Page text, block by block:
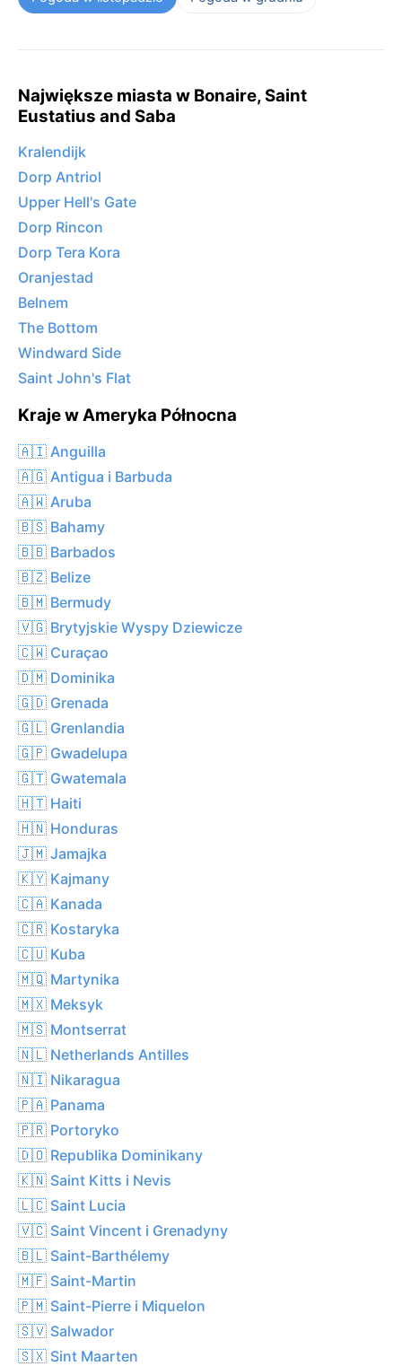
Największe miasta w Bonaire, Saint
Eustatius and Saba
Kralendijk
Dorp Antriol
Upper Hell's Gate
Dorp Rincon
Dorp Tera Kora
Oranjestad
Belnem
The Bottom
Windward Side
Saint John's Flat
Kraje w Ameryka Północna
🇦🇮 Anguilla
🇦🇬 Antigua i Barbuda
🇦🇼 Aruba
🇧🇸 Bahamy
🇧🇧 Barbados
🇧🇿 Belize
🇧🇲 Bermudy
🇻🇬 Brytyjskie Wyspy Dziewicze
🇨🇼 Curaçao
🇩🇲 Dominika
🇬🇩 Grenada
🇬🇱 Grenlandia
🇬🇵 Gwadelupa
🇬🇹 Gwatemala
🇭🇹 Haiti
🇭🇳 Honduras
🇯🇲 Jamajka
🇰🇾 Kajmany
🇨🇦 Kanada
🇨🇷 Kostaryka
🇨🇺 Kuba
🇲🇶 Martynika
🇲🇽 Meksyk
🇲🇸 Montserrat
🇳🇱 Netherlands Antilles
🇳🇮 Nikaragua
🇵🇦 Panama
🇵🇷 Portoryko
🇩🇴 Republika Dominikany
🇰🇳 Saint Kitts i Nevis
🇱🇨 Saint Lucia
🇻🇨 Saint Vincent i Grenadyny
🇧🇱 Saint-Barthélemy
🇲🇫 Saint-Martin
🇵🇲 Saint-Pierre i Miquelon
🇸🇻 Salwador
🇸🇽 Sint Maarten